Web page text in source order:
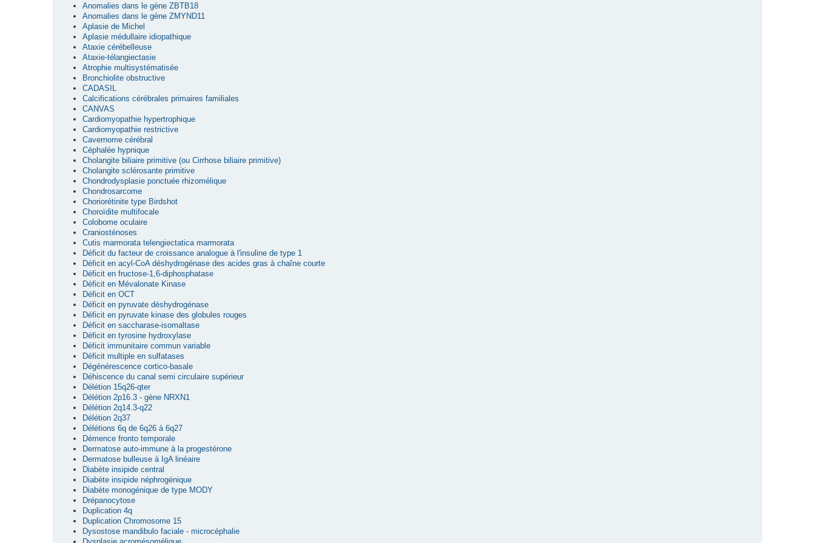
Anomalies dans le gène ZBTB18
Anomalies dans le gène ZMYND11
Aplasie de Michel
Aplasie médullaire idiopathique
Ataxie cérébelleuse
Ataxie-télangiectasie
Atrophie multisystématisée
Bronchiolite obstructive
CADASIL
Calcifications cérébrales primaires familiales
CANVAS
Cardiomyopathie hypertrophique
Cardiomyopathie restrictive
Cavernome cérébral
Céphalée hypnique
Cholangite biliaire primitive (ou Cirrhose biliaire primitive)
Cholangite sclérosante primitive
Chondrodysplasie ponctuée rhizomélique
Chondrosarcome
Choriorétinite type Birdshot
Choroïdite multifocale
Colobome oculaire
Craniosténoses
Cutis marmorata telengiectatica marmorata
Déficit du facteur de croissance analogue à l'insuline de type 1
Déficit en acyl-CoA déshydrogénase des acides gras à chaîne courte
Déficit en fructose-1,6-diphosphatase
Déficit en Mévalonate Kinase
Déficit en OCT
Déficit en pyruvate déshydrogénase
Déficit en pyruvate kinase des globules rouges
Déficit en saccharase-isomaltase
Déficit en tyrosine hydroxylase
Déficit immunitaire commun variable
Déficit multiple en sulfatases
Dégénérescence cortico-basale
Déhiscence du canal semi circulaire supérieur
Délétion 15q26-qter
Délétion 2p16.3 - gène NRXN1
Délétion 2q14.3-q22
Délétion 2q37
Délétions 6q de 6q26 à 6q27
Démence fronto temporale
Dermatose auto-immune à la progestérone
Dermatose bulleuse à IgA linéaire
Diabète insipide central
Diabète insipide néphrogénique
Diabète monogénique de type MODY
Drépanocytose
Duplication 4q
Duplication Chromosome 15
Dysostose mandibulo faciale - microcéphalie